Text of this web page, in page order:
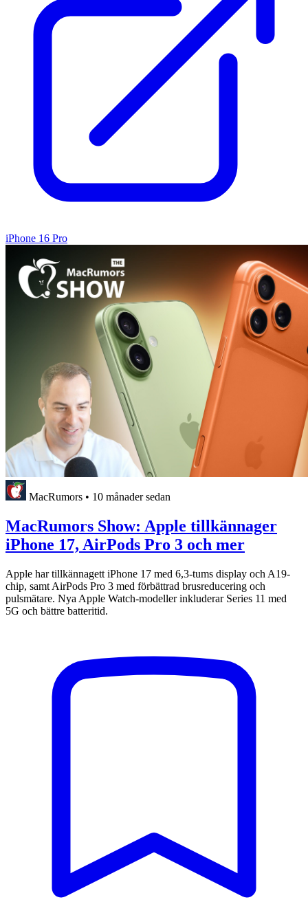
iPhone 16 Pro
MacRumors • 10 månader sedan
MacRumors Show: Apple tillkännager
iPhone 17, AirPods Pro 3 och mer
Apple har tillkännagett iPhone 17 med 6,3-tums display och A19-
chip, samt AirPods Pro 3 med förbättrad brusreducering och
pulsmätare. Nya Apple Watch-modeller inkluderar Series 11 med
5G och bättre batteritid.